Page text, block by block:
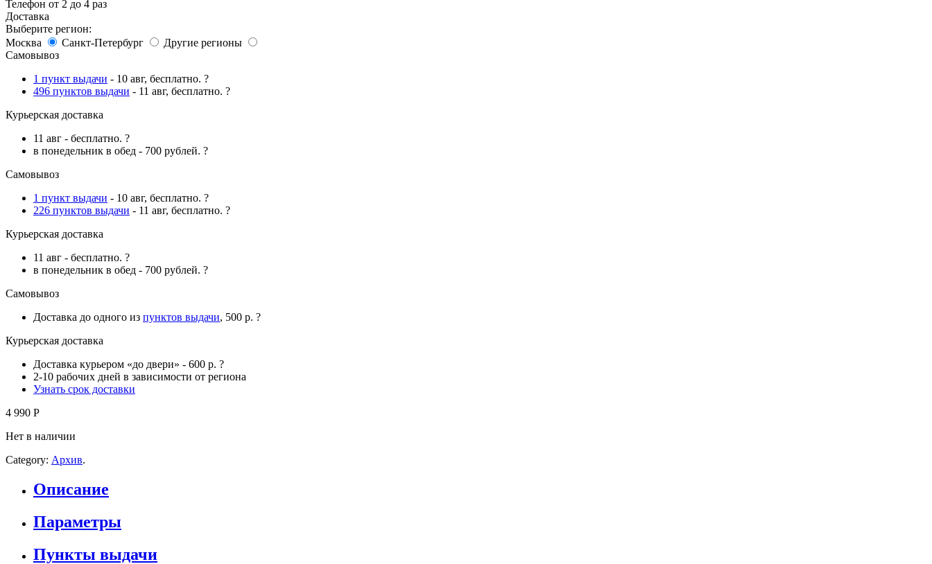
Телефон от 2 до 4 раз
Доставка
Выберите регион:
Москва
Санкт-Петербург
Другие регионы
Самовывоз
1 пункт выдачи - 10 авг, бесплатно. ?
496 пунктов выдачи - 11 авг, бесплатно. ?
Курьерская доставка
11 авг - бесплатно. ?
в понедельник в обед - 700 рублей. ?
Самовывоз
1 пункт выдачи - 10 авг, бесплатно. ?
226 пунктов выдачи - 11 авг, бесплатно. ?
Курьерская доставка
11 авг - бесплатно. ?
в понедельник в обед - 700 рублей. ?
Самовывоз
Доставка до одного из пунктов выдачи, 500 р. ?
Курьерская доставка
Доставка курьером «до двери» - 600 р. ?
2-10 рабочих дней в зависимости от региона
Узнать срок доставки
4 990 Р
Нет в наличии
Category: Архив.
Описание
Параметры
Пункты выдачи